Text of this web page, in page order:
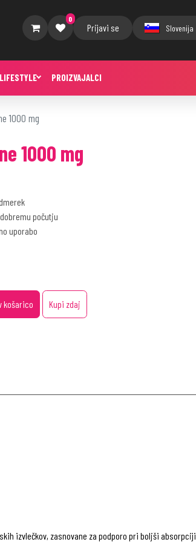
0
Prijavi se Slovenija
LIFESTYLE PROIZVAJALCI
1000 mg
1000 mg
počutju
uporabo
košarico Kupi zdaj
izvlečkov, zasnovane za podporo pri boljši absorpciji